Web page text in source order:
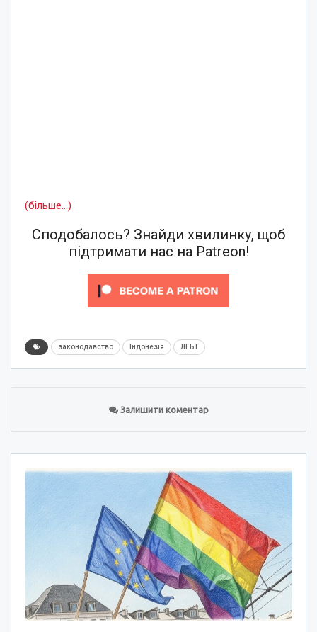
(більше…)
Сподобалось? Знайди хвилинку, щоб
підтримати нас на Patreon!
законодавство Індонезія ЛГБТ
Залишити коментар